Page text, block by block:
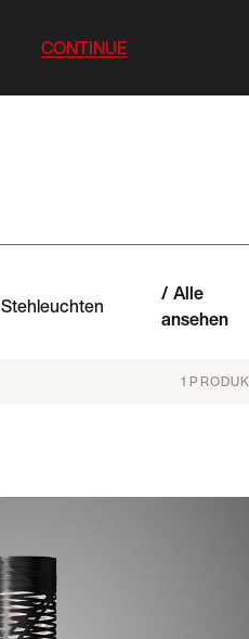
CONTINUE
Stehleuchten
Alle
ansehen
1